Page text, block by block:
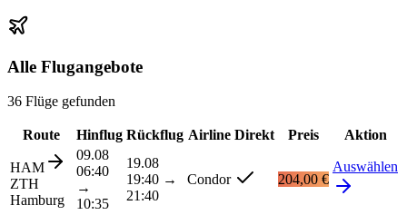
Alle Flugangebote
36 Flüge gefunden
Route Hinflug Rückflug Airline Direkt Preis Aktion
HAM
ZTH
Hamburg
09.08
06:40
→
10:35
19.08
19:40 →
21:40
Condor 204,00 €
Auswählen